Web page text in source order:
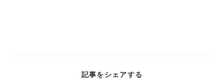
記事をシェアする